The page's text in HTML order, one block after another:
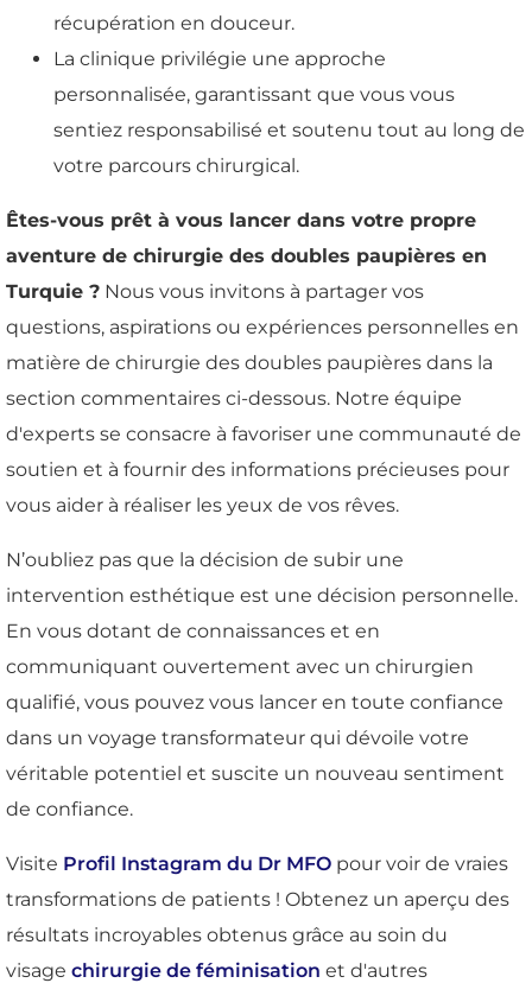
récupération en douceur.
La clinique privilégie une approche
personnalisée, garantissant que vous vous
sentiez responsabilisé et soutenu tout au long de
votre parcours chirurgical.
Êtes-vous prêt à vous lancer dans votre propre
aventure de chirurgie des doubles paupières en
Turquie ? Nous vous invitons à partager vos
questions, aspirations ou expériences personnelles en
matière de chirurgie des doubles paupières dans la
section commentaires ci-dessous. Notre équipe
d'experts se consacre à favoriser une communauté de
soutien et à fournir des informations précieuses pour
vous aider à réaliser les yeux de vos rêves.
N’oubliez pas que la décision de subir une
intervention esthétique est une décision personnelle.
En vous dotant de connaissances et en
communiquant ouvertement avec un chirurgien
qualifié, vous pouvez vous lancer en toute confiance
dans un voyage transformateur qui dévoile votre
véritable potentiel et suscite un nouveau sentiment
de confiance.
Visite Profil Instagram du Dr MFO pour voir de vraies
transformations de patients ! Obtenez un aperçu des
résultats incroyables obtenus grâce au soin du
visage chirurgie de féminisation et d'autres